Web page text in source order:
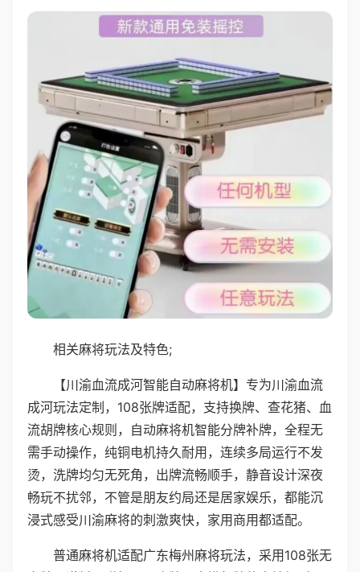
相关麻将玩法及特色;
【川渝血流成河智能自动麻将机】专为川渝血流
成河玩法定制，108张牌适配，支持换牌、查花猪、血
流胡牌核心规则，自动麻将机智能分牌补牌，全程无
需手动操作，纯铜电机持久耐用，连续多局运行不发
烫，洗牌均匀无死角，出牌流畅顺手，静音设计深夜
畅玩不扰邻，不管是朋友约局还是居家娱乐，都能沉
浸式感受川渝麻将的刺激爽快，家用商用都适配。
普通麻将机适配广东梅州麻将玩法，采用108张无